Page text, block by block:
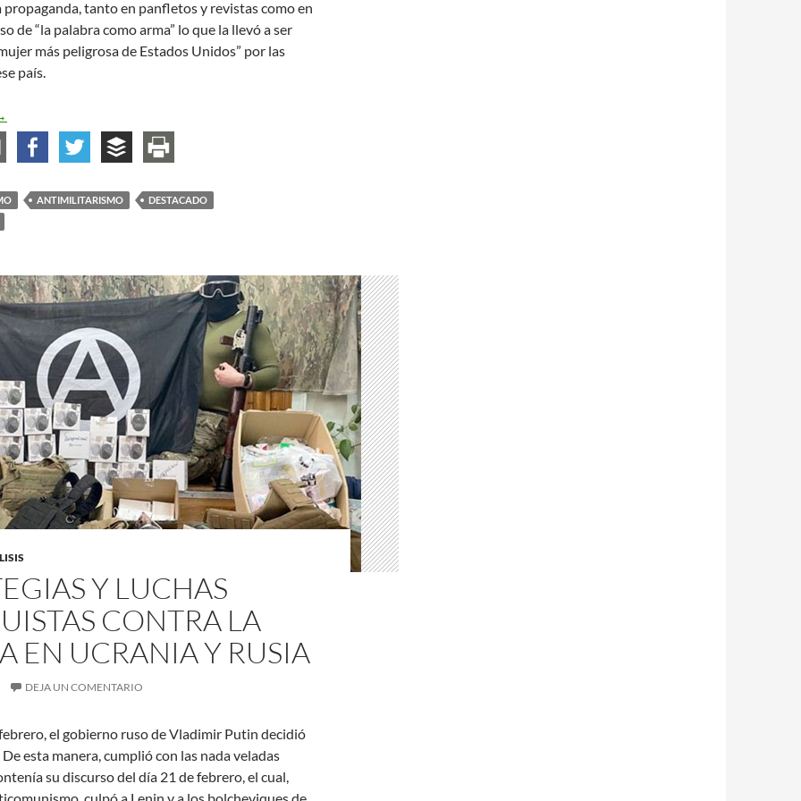
propaganda, tanto en panfletos y revistas como en
de “la palabra como arma” lo que la llevó a ser
más peligrosa de Estados Unidos” por las
país.
Goldman: antimilitarismo y revolución
ANTIMILITARISMO
DESTACADO
Y LUCHAS
CONTRA LA
EN UCRANIA Y RUSIA
DEJA UN COMENTARIO
el gobierno ruso de Vladimir Putin decidió
De esta manera, cumplió con las nada veladas
su discurso del día 21 de febrero, el cual,